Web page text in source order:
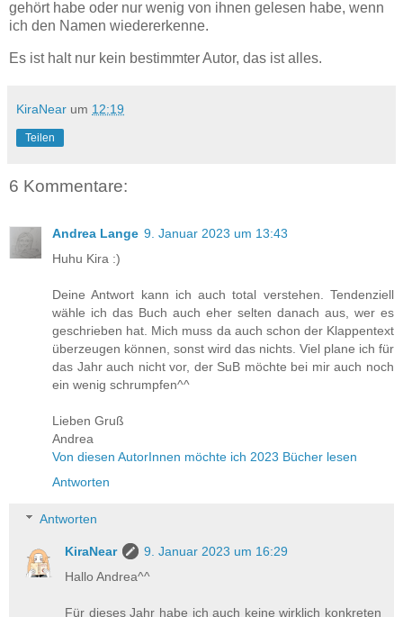
gehört habe oder nur wenig von ihnen gelesen habe, wenn
ich den Namen wiedererkenne.
Es ist halt nur kein bestimmter Autor, das ist alles.
KiraNear um 12:19
Teilen
6 Kommentare:
Andrea Lange 9. Januar 2023 um 13:43
Huhu Kira :)
Deine Antwort kann ich auch total verstehen. Tendenziell
wähle ich das Buch auch eher selten danach aus, wer es
geschrieben hat. Mich muss da auch schon der Klappentext
überzeugen können, sonst wird das nichts. Viel plane ich für
das Jahr auch nicht vor, der SuB möchte bei mir auch noch
ein wenig schrumpfen^^
Lieben Gruß
Andrea
Von diesen AutorInnen möchte ich 2023 Bücher lesen
Antworten
Antworten
KiraNear
9. Januar 2023 um 16:29
Hallo Andrea^^
Für dieses Jahr habe ich auch keine wirklich konkreten